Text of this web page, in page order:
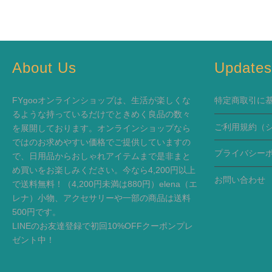
About Us
FYgooオンラインショップは、生活が楽しくな
るような持っているだけでときめく良品の数々
を展開しております。オンラインショップなら
ではのお求めやすい価格でご提供していますの
で、日用品からおしゃれアイテムまで是非まと
め買いをお楽しみください。今なら4,200円以上
で送料無料！（4,200円未満は880円）elena（エ
レナ）小物、アクセサリーや一部の商品は送料
500円です。
LINEのお友達登録で初回10%OFFクーポンプレ
ゼント中！
Updates
特定商取引に
ご利用規約 （
プライバシー
お問い合わせ